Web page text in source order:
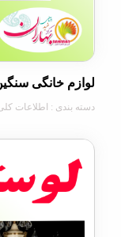
خانگی سنگین
: اطلاعات کلی فروشگاه